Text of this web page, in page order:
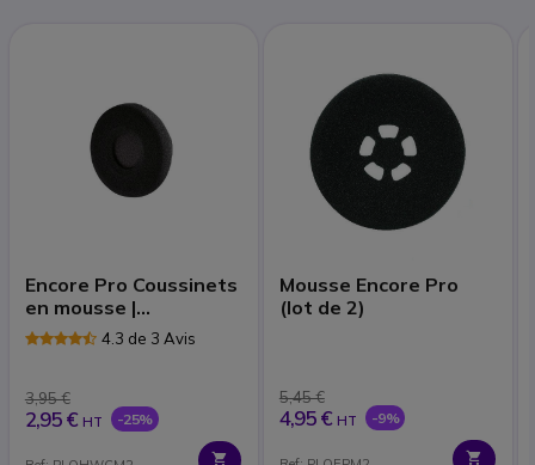
Encore Pro Coussinets
en mousse |
Accessoires4.3 de 3 Avis
3,95 €
2,95 € HT -25%
Mousse Encore Pro
(lot de 2)
5,45 €
4,95 € HT -9%